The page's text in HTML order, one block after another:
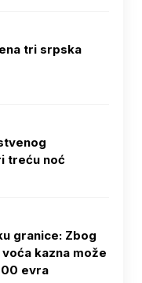
tri srpska
treću noć
granice: Zbog
kazna može
evra